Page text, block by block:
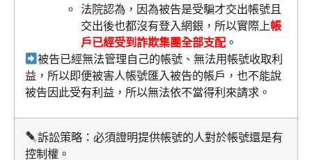
法院認為，因為被告是受騙才交出帳號且
交出後也都沒有登入網銀，所以實際上帳
戶已經受到詐欺集團全部支配。
被告已經無法管理自己的帳號、無法用帳號收取利
益，所以即便被害人帳號匯入被告的帳戶，也不能說
被告因此受有利益，所以無法依不當得利來請求。
訴訟策略：必須證明提供帳號的人對於帳號還是有
控制權。